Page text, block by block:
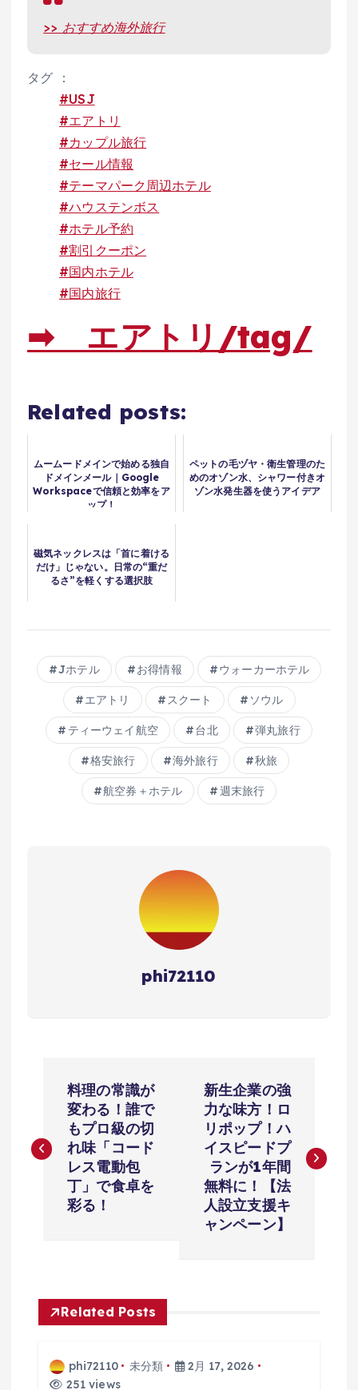
>> おすすめ海外旅行
タグ ：
#USJ
#エアトリ
#カップル旅行
#セール情報
#テーマパーク周辺ホテル
#ハウステンボス
#ホテル予約
#割引クーポン
#国内ホテル
#国内旅行
➡ エアトリ/tag/
Related posts:
ムームードメインで始める独自
ドメインメール｜Google
Workspaceで信頼と効率をア
ップ！
ペットの毛ヅヤ・衛生管理のた
めのオゾン水、シャワー付きオ
ゾン水発生器を使うアイデア
磁気ネックレスは「首に着ける
だけ」じゃない。日常の“重だ
るさ”を軽くする選択肢
Jホテル お得情報 ウォーカーホテル
エアトリ スクート ソウル
ティーウェイ航空 台北 弾丸旅行
格安旅行 海外旅行 秋旅
航空券＋ホテル 週末旅行
phi72110
ナ
シ
ョ
料理の常識が
変わる！誰で
もプロ級の切
れ味「コード
レス電動包
丁」で食卓を
彩る！
新生企業の強
力な味方！ロ
リポップ！ハ
イスピードプ
ランが1年間
無料に！【法
人設立支援キ
ャンペーン】
Related Posts
phi72110 未分類
2月 17, 2026
251 views